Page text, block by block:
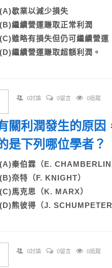
(A)歇業以減少損失
(B)繼續營運賺取正常利潤
(C)雖略有損失但仍可繼續營運
(D)繼續營運賺取超額利潤。
0討論 0留言 0追蹤
關利潤發生的原
是下列哪位學者？
(A)秦伯霖（E.
(B)奈特（F. KNIGHT）
(C)馬克思（K. MARX）
(D)熊彼得（J. SCHUMPETER
0討論 0留言 0追蹤